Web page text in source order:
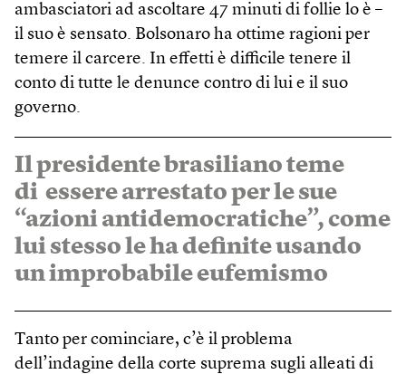
ambasciatori ad ascoltare 47 minuti di follie lo è –
il suo è sensato. Bolsonaro ha ottime ragioni per
temere il carcere. In effetti è difficile tenere il
conto di tutte le denunce contro di lui e il suo
governo.
Il presidente brasiliano teme
di essere arrestato per le sue
“azioni antidemocratiche”, come
lui stesso le ha definite usando
un improbabile eufemismo
Tanto per cominciare, c’è il problema
dell’indagine della corte suprema sugli alleati di